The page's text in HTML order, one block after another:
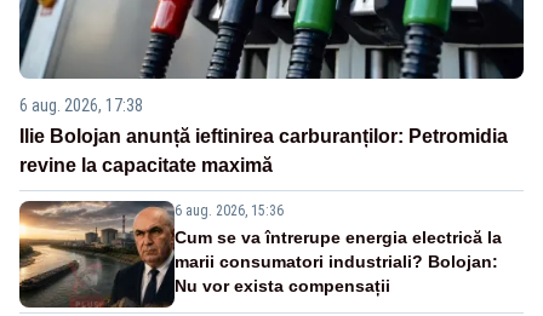
6 aug. 2026, 17:38
Ilie Bolojan anunță ieftinirea carburanților: Petromidia
revine la capacitate maximă
6 aug. 2026, 15:36
Cum se va întrerupe energia electrică la
marii consumatori industriali? Bolojan:
Nu vor exista compensații